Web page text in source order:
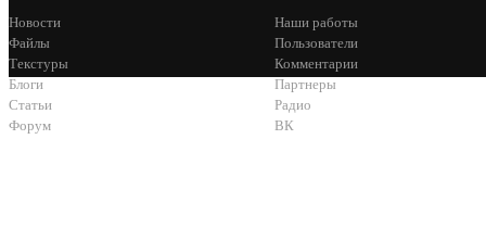
Новости
Файлы
Текстуры
Блоги
Статьи
Форум
Наши работы
Пользователи
Комментарии
Партнеры
Радио
ВК